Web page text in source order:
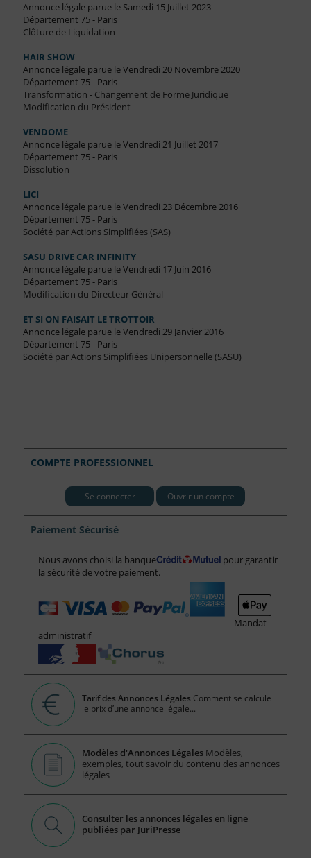
Annonce légale parue le Samedi 15 Juillet 2023
Département 75 - Paris
Clôture de Liquidation
HAIR SHOW
Annonce légale parue le Vendredi 20 Novembre 2020
Département 75 - Paris
Transformation - Changement de Forme Juridique
Modification du Président
VENDOME
Annonce légale parue le Vendredi 21 Juillet 2017
Département 75 - Paris
Dissolution
LICI
Annonce légale parue le Vendredi 23 Décembre 2016
Département 75 - Paris
Société par Actions Simplifiées (SAS)
SASU DRIVE CAR INFINITY
Annonce légale parue le Vendredi 17 Juin 2016
Département 75 - Paris
Modification du Directeur Général
ET SI ON FAISAIT LE TROTTOIR
Annonce légale parue le Vendredi 29 Janvier 2016
Département 75 - Paris
Société par Actions Simplifiées Unipersonnelle (SASU)
COMPTE PROFESSIONNEL
Se connecter Ouvrir un compte
Paiement Sécurisé
Nous avons choisi la banque
pour garantir
la sécurité de votre paiement.
Mandat
administratif
Tarif des Annonces Légales Comment se calcule
le prix d’une annonce légale...
Modèles d'Annonces Légales Modèles,
exemples, tout savoir du contenu des annonces
légales
Consulter les annonces légales en ligne
publiées par JuriPresse